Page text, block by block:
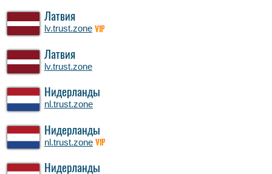
Латвия
lv.trust.zone VIP
Латвия
lv.trust.zone
Нидерланды
nl.trust.zone
Нидерланды
nl.trust.zone VIP
Нидерланды